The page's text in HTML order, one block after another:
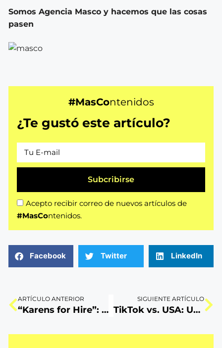
Somos Agencia Masco y hacemos que las cosas
pasen
#MasContenidos
¿Te gustó este artículo?
Acepto recibir correo de nuevos artículos de
#MasContenidos.
Subcribirse
Facebook Twitter LinkedIn
ARTÍCULO ANTERIOR
“Karens for Hire”: Innovación tan ruidosa como una Karen
SIGUIENTE ARTÍCULO
TikTok vs. USA: Un baneo con efecto global